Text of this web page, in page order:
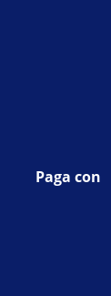
Paga con